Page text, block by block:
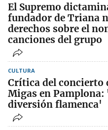
El Supremo
fundador de Triana
derechos sobre el
canciones del grupo
CULTURA
Crítica del concierto
Migas en Pamplona:
diversión flamenca'